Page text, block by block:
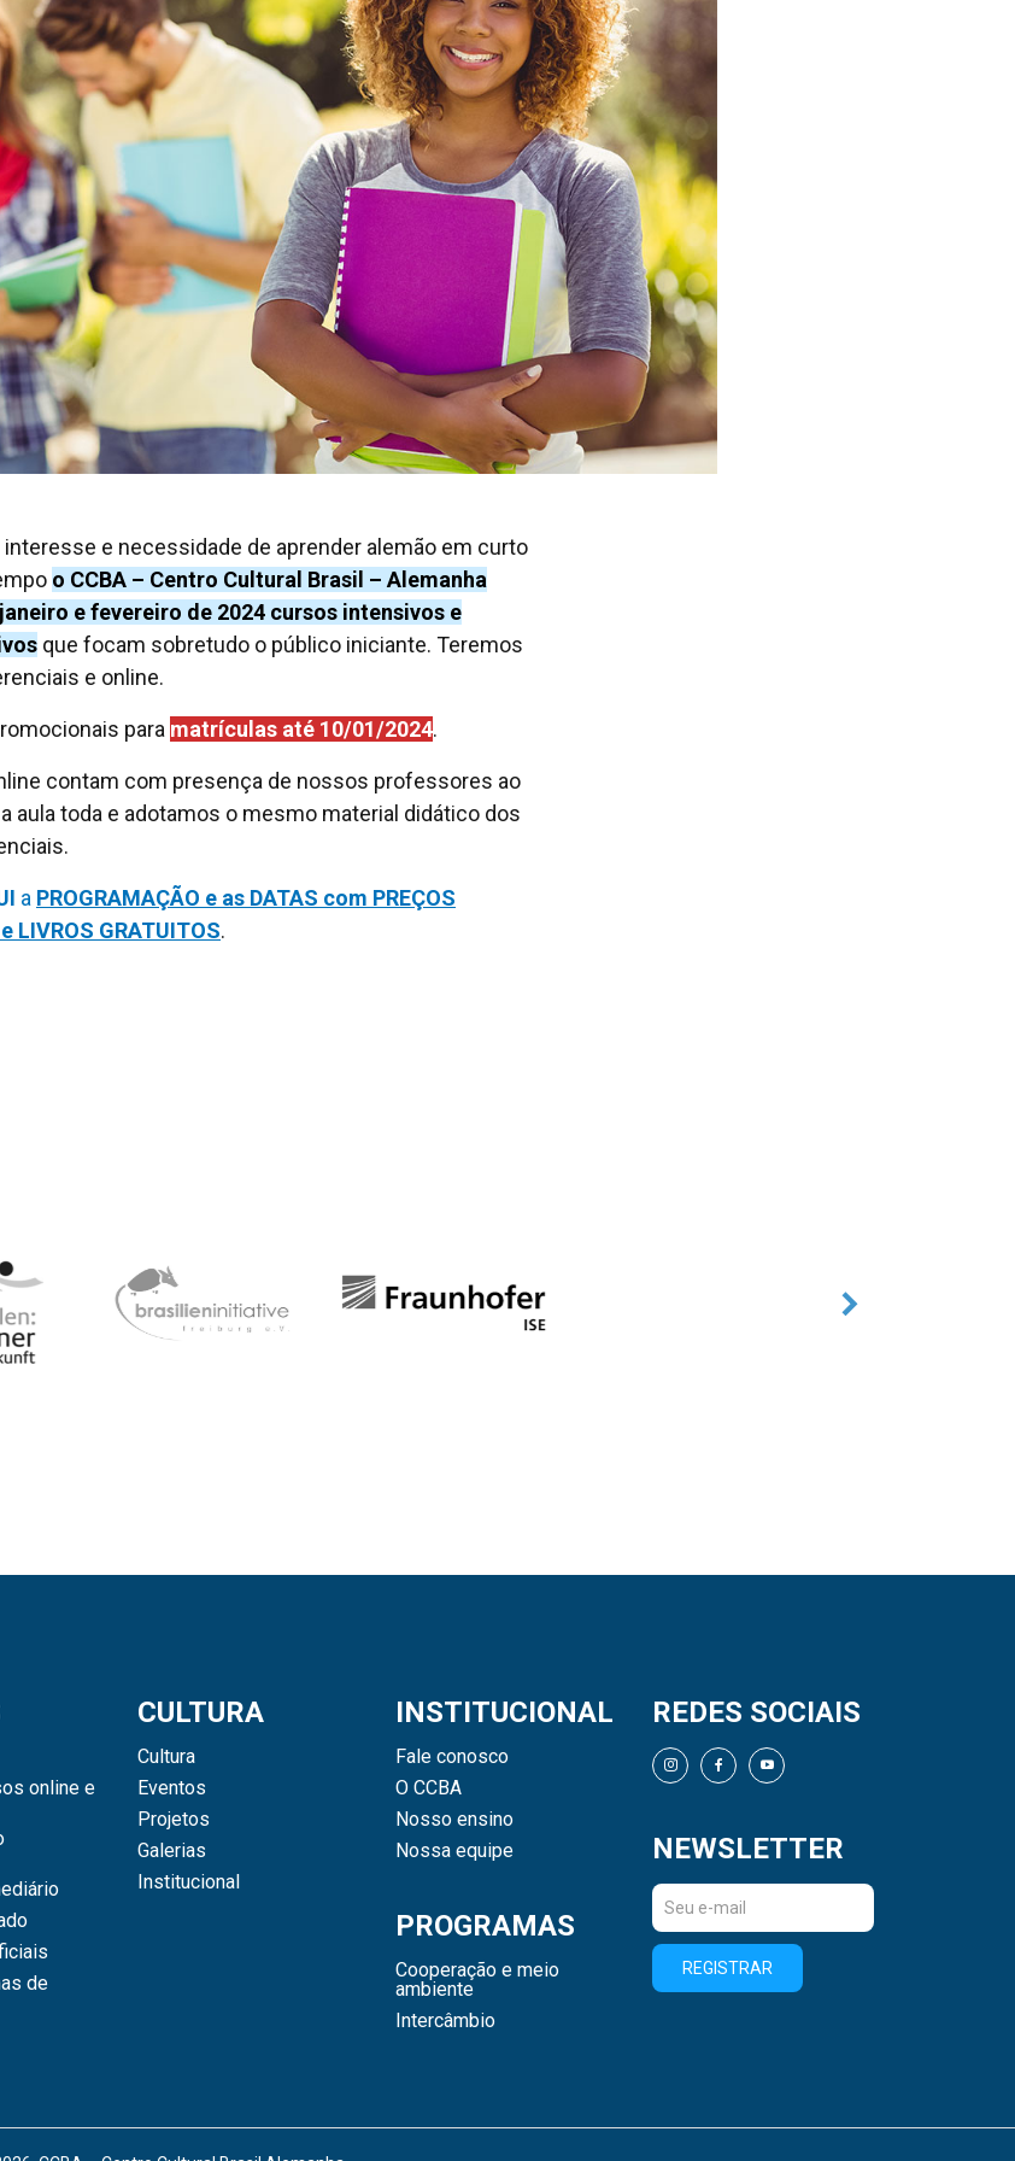
e necessidade de aprender alemão em curto
o CCBA – Centro Cultural Brasil – Alemanha
e fevereiro de 2024 cursos intensivos e
que focam sobretudo o público iniciante. Teremos
e online.
para matrículas até 10/01/2024.
contam com presença de nossos professores ao
aula toda e adotamos o mesmo material didático dos
a PROGRAMAÇÃO e as DATAS com PREÇOS
LIVROS GRATUITOS.
online e
de
CULTURA
Cultura
Eventos
Projetos
Galerias
Institucional
INSTITUCIONAL
Fale conosco
O CCBA
Nosso ensino
Nossa equipe
PROGRAMAS
Cooperação e meio
ambiente
Intercâmbio
REDES SOCIAIS
NEWSLETTER
REGISTRAR